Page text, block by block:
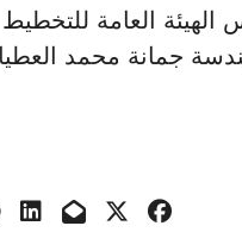
الهيئة العامة
جمانة محمد